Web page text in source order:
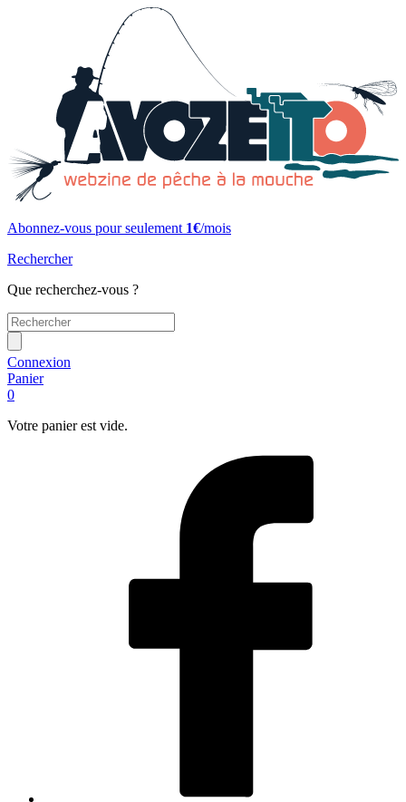
Abonnez-vous pour seulement 1€/mois
Rechercher
Que recherchez-vous ?
Connexion
Panier
0
Votre panier est vide.